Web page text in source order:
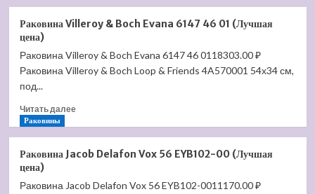
Умывальник
подвесной
(отверстие
под
Element
CN5007
(Лучшая
Раковина Villeroy & Boch Evana 6147 46 01 (Лучшая
цена)
Раковина Villeroy & Boch Evana 6147 46 0118303.00 ₽
Раковина Villeroy & Boch Loop & Friends 4A570001 54х34 см,
под...
Читать далееПрочитать
Раковина
Villeroy
Boch
Раковины
Раковина Jacob Delafon Vox 56 EYB102-00 (Лучшая
цена)
Раковина Jacob Delafon Vox 56 EYB102-0011170.00 ₽